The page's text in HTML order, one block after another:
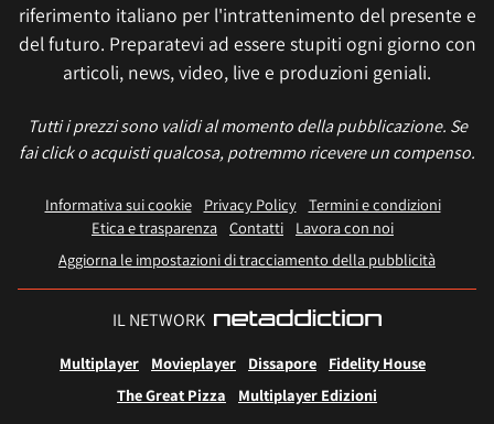
riferimento italiano per l'intrattenimento del presente e
del futuro. Preparatevi ad essere stupiti ogni giorno con
articoli, news, video, live e produzioni geniali.
Tutti i prezzi sono validi al momento della pubblicazione. Se
fai click o acquisti qualcosa, potremmo ricevere un compenso.
Informativa sui cookie Privacy Policy
Termini e condizioni
Etica e trasparenza Contatti
Lavora con noi
Aggiorna le impostazioni di tracciamento della pubblicità
IL NETWORK
Multiplayer Movieplayer Dissapore
Fidelity House
The Great Pizza
Multiplayer Edizioni